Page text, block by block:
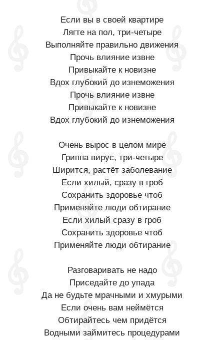
Если вы в своей квартире
Лягте на пол, три-четыре
Выполняйте правильно движения
Прочь влияние извне
Привыкайте к новизне
Вдох глубокий до изнеможения
Прочь влияние извне
Привыкайте к новизне
Вдох глубокий до изнеможения
Очень вырос в целом мире
Гриппа вирус, три-четыре
Ширится, растёт заболевание
Если хилый, сразу в гроб
Сохранить здоровье чтоб
Применяйте люди обтирание
Если хилый сразу в гроб
Сохранить здоровье чтоб
Применяйте люди обтирание
Разговаривать не надо
Приседайте до упада
Да не будьте мрачными и хмурыми
Если очень вам неймётся
Обтирайтесь чем придётся
Водными займитесь процедурами